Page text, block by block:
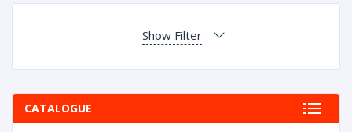
Show Filter
CATALOGUE